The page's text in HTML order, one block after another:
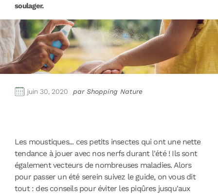
soulager.
juin 30, 2020 par Shopping Nature
Les moustiques... ces petits insectes qui ont une nette
tendance à jouer avec nos nerfs durant l'été ! Ils sont
également vecteurs de nombreuses maladies. Alors
pour passer un été serein suivez le guide, on vous dit
tout : des conseils pour éviter les piqûres jusqu'aux